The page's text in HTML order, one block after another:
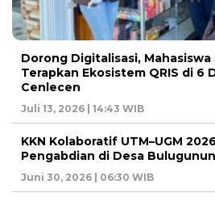
Dorong Digitalisasi, Mahasiswa
Terapkan Ekosistem QRIS di 6
Cenlecen
Juli 13, 2026 | 14:43 WIB
KKN Kolaboratif UTM–UGM
Pengabdian di Desa
Juni 30, 2026 | 06:30 WIB